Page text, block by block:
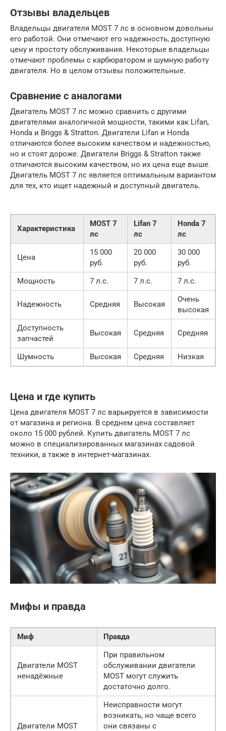
Отзывы владельцев
Владельцы двигателя MOST 7 лс в основном довольны
его работой. Они отмечают его надежность, доступную
цену и простоту обслуживания. Некоторые владельцы
отмечают проблемы с карбюратором и шумную работу
двигателя. Но в целом отзывы положительные.
Сравнение с аналогами
Двигатель MOST 7 лс можно сравнить с другими
двигателями аналогичной мощности, такими как Lifan,
Honda и Briggs & Stratton. Двигатели Lifan и Honda
отличаются более высоким качеством и надежностью,
но и стоят дороже. Двигатели Briggs & Stratton также
отличаются высоким качеством, но их цена еще выше.
Двигатель MOST 7 лс является оптимальным вариантом
для тех, кто ищет надежный и доступный двигатель.
Характеристика
MOST 7
лс
Lifan 7
лс
Honda 7
лс
Цена
15 000
руб.
20 000
руб.
30 000
руб.
Мощность
7 л.с. 7 л.с. 7 л.с.
Надежность Средняя Высокая
Очень
высокая
Доступность
запчастей
Высокая Средняя Средняя
Шумность Высокая Средняя Низкая
Цена и где купить
Цена двигателя MOST 7 лс варьируется в зависимости
от магазина и региона. В среднем цена составляет
около 15 000 рублей. Купить двигатель MOST 7 лс
можно в специализированных магазинах садовой
техники, а также в интернет-магазинах.
Мифы и правда
Миф Правда
Двигатели MOST
ненадёжные
При правильном
обслуживании двигатели
MOST могут служить
достаточно долго.
Двигатели MOST
Неисправности могут
возникать, но чаще всего
они связаны с